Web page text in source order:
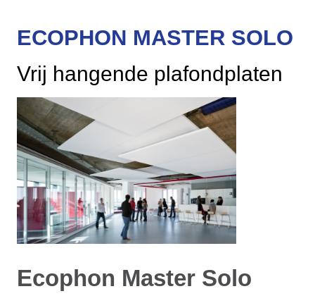
ECOPHON MASTER SOLO
Vrij hangende plafondplaten
Ecophon Master Solo